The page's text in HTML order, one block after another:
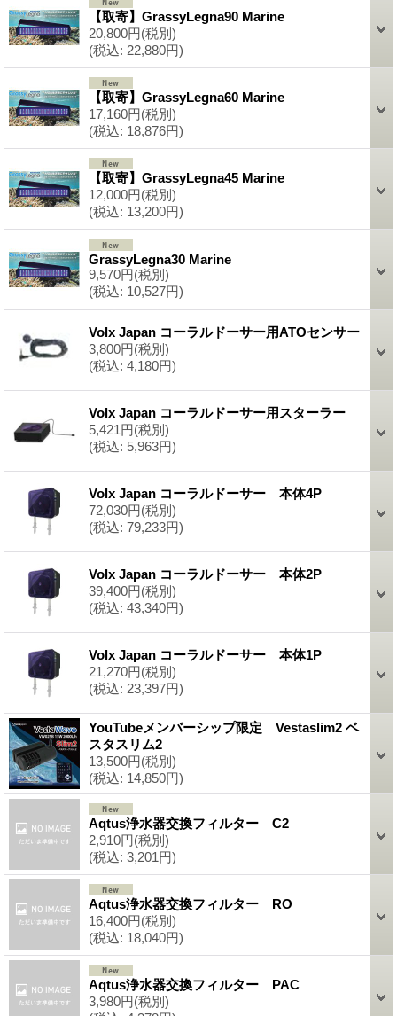
【取寄】GrassyLegna90 Marine
20,800円(税別)
(税込: 22,880円)
【取寄】GrassyLegna60 Marine
17,160円(税別)
(税込: 18,876円)
【取寄】GrassyLegna45 Marine
12,000円(税別)
(税込: 13,200円)
GrassyLegna30 Marine
9,570円(税別)
(税込: 10,527円)
Volx Japan コーラルドーサー用ATOセンサー
3,800円(税別)
(税込: 4,180円)
Volx Japan コーラルドーサー用スターラー
5,421円(税別)
(税込: 5,963円)
Volx Japan コーラルドーサー 本体4P
72,030円(税別)
(税込: 79,233円)
Volx Japan コーラルドーサー 本体2P
39,400円(税別)
(税込: 43,340円)
Volx Japan コーラルドーサー 本体1P
21,270円(税別)
(税込: 23,397円)
YouTubeメンバーシップ限定 Vestaslim2 ベ
スタスリム2
13,500円(税別)
(税込: 14,850円)
Aqtus浄水器交換フィルター C2
2,910円(税別)
(税込: 3,201円)
Aqtus浄水器交換フィルター RO
16,400円(税別)
(税込: 18,040円)
Aqtus浄水器交換フィルター PAC
3,980円(税別)